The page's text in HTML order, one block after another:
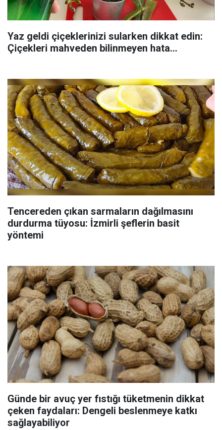
Yaz geldi çiçeklerinizi sularken dikkat edin:
Çiçekleri mahveden bilinmeyen hata...
Tencereden çıkan sarmaların dağılmasını
durdurma tüyosu: İzmirli şeflerin basit
yöntemi
Günde bir avuç yer fıstığı tüketmenin dikkat
çeken faydaları: Dengeli beslenmeye katkı
sağlayabiliyor